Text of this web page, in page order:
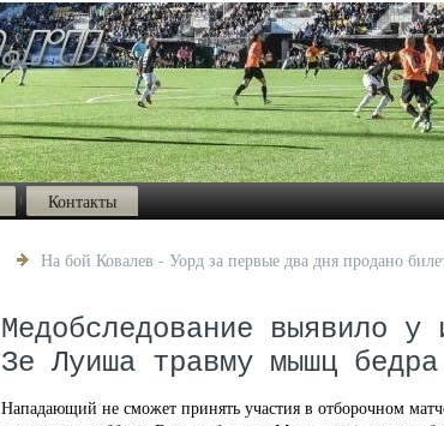
Контакты
На бой Ковалев - Уорд за первые два дня продано
Медобследование выявило
Зе Луиша травму мышц бедра
Нападающий не сможет принять участия в отборочном